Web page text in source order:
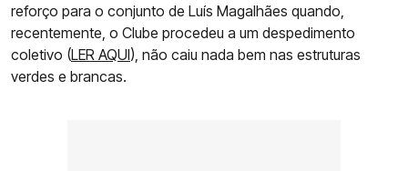
reforço para o conjunto de Luís Magalhães quando,
recentemente, o Clube procedeu a um despedimento
coletivo (LER AQUI), não caiu nada bem nas estruturas
verdes e brancas.